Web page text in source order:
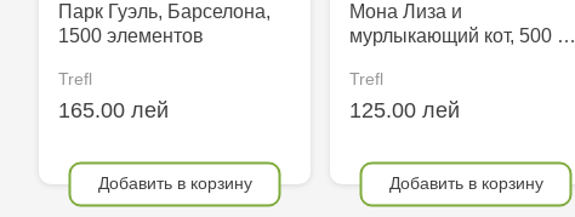
Парк Гуэль, Барселона,
1500 элементов
Trefl
165.00 лей
Добавить в корзину
Мона Лиза и
мурлыкающий кот, 500 …
Trefl
125.00 лей
Добавить в корзину